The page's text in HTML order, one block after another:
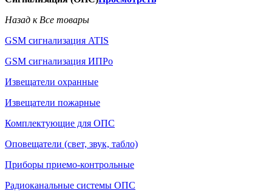
Назад к Все товары
GSM сигнализация ATIS
GSM сигнализация ИПРо
Извещатели охранные
Извещатели пожарные
Комплектующие для ОПС
Оповещатели (свет, звук, табло)
Приборы приемо-контрольные
Радиоканальные системы ОПС